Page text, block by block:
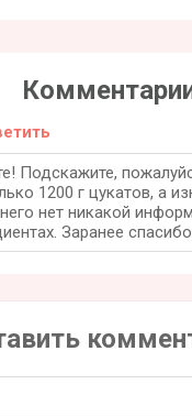
Подскажите,
1200 г цукатов, а
нет никакой
Заранее спасибо